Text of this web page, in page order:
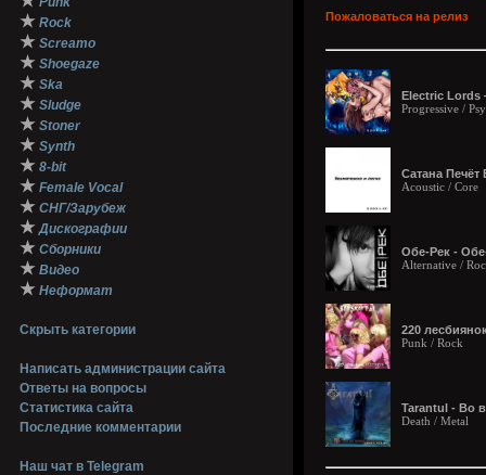
★ Rock
★ Screamo
★ Shoegaze
★ Ska
★ Sludge
★ Stoner
★ Synth
★ 8-bit
★ Female Vocal
★ СНГ/Зарубеж
★ Дискографии
★ Сборники
★ Видео
★ Неформат
Скрыть категории
Написать администрации сайта
Ответы на вопросы
Статистика сайта
Последние комментарии
Наш чат в Telegram
Пожаловаться на релиз
Electric Lords
Progressive /
Сатана Печёт
Acoustic / Core
Обе-Рек -
Alternative /
220
Punk / Rock
Tarantul - Во
Death / Metal